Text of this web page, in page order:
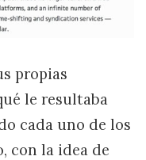
propias
le resultaba
cada uno de los
con la idea de